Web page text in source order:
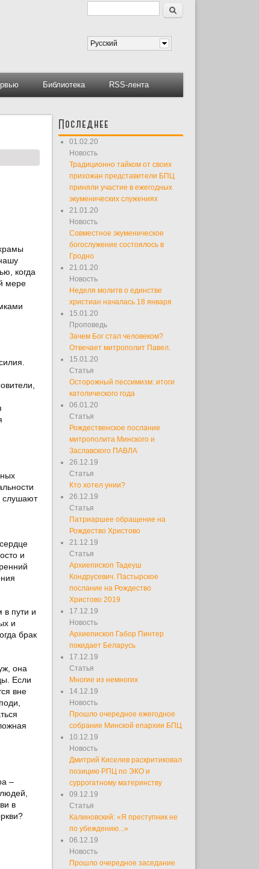
Форма поиска
Поиск
Русский
Библиотека RSS-лента
когда
мере
слушают
и
в пути и
и
брак
она
Если
вне
–
в
Последнее
01.02.20
Новость
Традиционно тайком от своих
прихожан представители БПЦ
приняли участие в ежегодных
экуменических служениях
21.01.20
Новость
Совместное экуменическое
богослужение состоялось в
Гродно
21.01.20
Новость
Неделя молитв о единстве
христиан началась 18 января
15.01.20
Проповедь
Зачем Бог стал человеком?
Отвечает митрополит Павел.
15.01.20
Статья
Осторожный пессимизм: итоги
католического года
06.01.20
Статья
Рождественское послание
митрополита Минского и
Заславского ПАВЛА
26.12.19
Статья
Кто хотел унии?
26.12.19
Статья
Патриаршее обращение на
Рождество Христово
21.12.19
Статья
Архиепископ Тадеуш
Кондрусевич. Пастырское
послание на Рождество
Христово 2019
17.12.19
Новость
Архиепископ Габор Пинтер
покидает Беларусь
17.12.19
Статья
Многие из немногих
14.12.19
Новость
Прошло очередное ежегодное
собрание Минской епархии БПЦ
10.12.19
Новость
Дмитрий Киселев раскритиковал
позицию РПЦ по ЭКО и
суррогатному материнству
09.12.19
Статья
Калиновский: «Я преступник не
по убеждению...»
06.12.19
Новость
Прошло очередное заседание